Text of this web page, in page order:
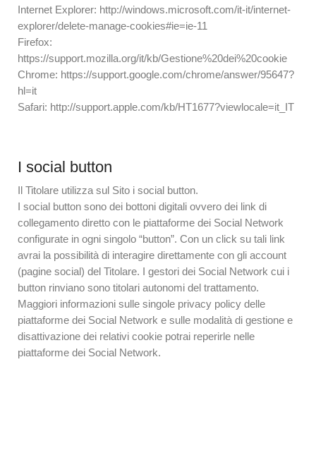
Internet Explorer: http://windows.microsoft.com/it-it/internet-
explorer/delete-manage-cookies#ie=ie-11
Firefox:
https://support.mozilla.org/it/kb/Gestione%20dei%20cookie
Chrome: https://support.google.com/chrome/answer/95647?
hl=it
Safari: http://support.apple.com/kb/HT1677?viewlocale=it_IT
I social button
Il Titolare utilizza sul Sito i social button.
I social button sono dei bottoni digitali ovvero dei link di
collegamento diretto con le piattaforme dei Social Network
configurate in ogni singolo “button”. Con un click su tali link
avrai la possibilità di interagire direttamente con gli account
(pagine social) del Titolare. I gestori dei Social Network cui i
button rinviano sono titolari autonomi del trattamento.
Maggiori informazioni sulle singole privacy policy delle
piattaforme dei Social Network e sulle modalità di gestione e
disattivazione dei relativi cookie potrai reperirle nelle
piattaforme dei Social Network.